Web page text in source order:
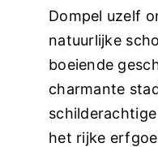
Nederlands
Dompel uzelf
natuurlijke
boeiende
charmante
het rijke